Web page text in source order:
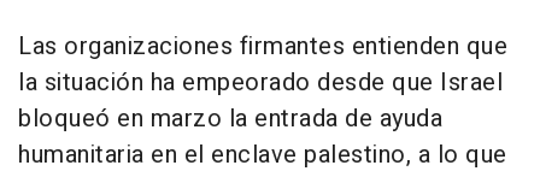
Las organizaciones firmantes entienden que
la situación ha empeorado desde que Israel
bloqueó en marzo la entrada de ayuda
humanitaria en el enclave palestino, a lo que